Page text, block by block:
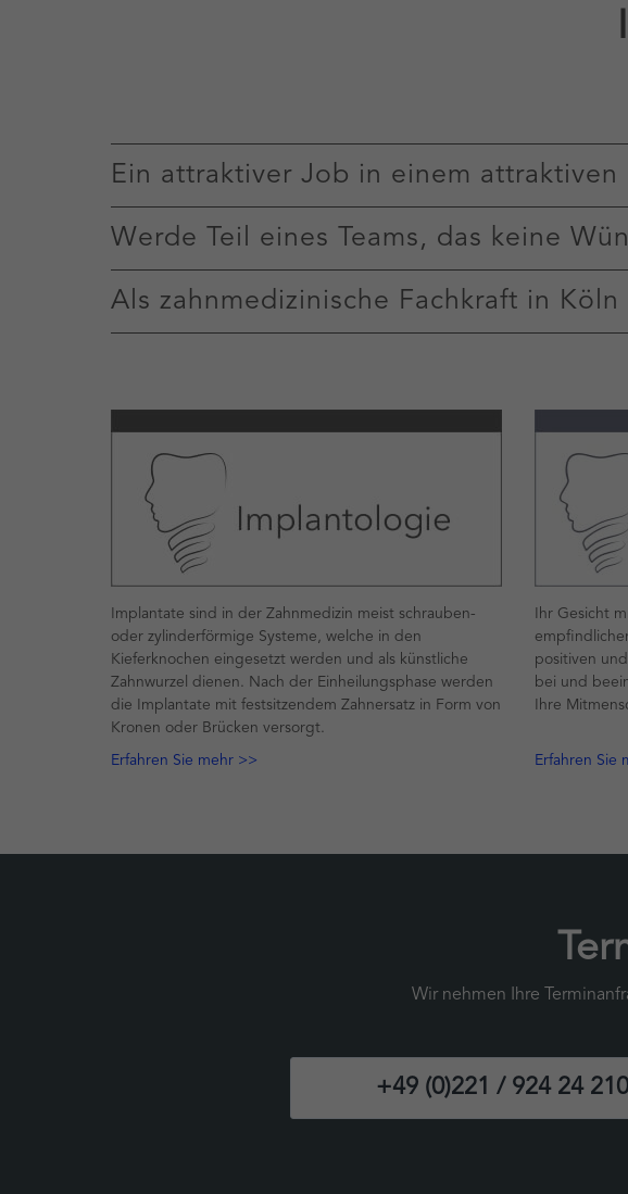
Ein attraktiver Job in einem attraktiven
Werde Teil eines Teams, das keine
Als zahnmedizinische Fachkraft in
Implantate sind in der Zahnmedizin meist schrauben-
oder zylinderförmige Systeme, welche in den
Kieferknochen eingesetzt werden und als künstliche
Zahnwurzel dienen. Nach der Einheilungsphase werden
die Implantate mit festsitzendem Zahnersatz in Form von
Kronen oder Brücken versorgt.
Erfahren Sie mehr >>
Ihr Gesicht
positiven
bei und
Ihre
Erfahren Sie
Wir nehmen Ihre
+49 (0)221 / 924 24 210